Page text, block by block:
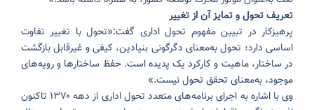
تعریف تحول و تمایز آن از تغییر
پرهیزکار در تبیین مفهوم تحول اداری گفت:«تحول با تغییر تفاوت
اساسی دارد؛ تحول به‌معنای دگرگونی بنیادین، کیفی و غیرقابل بازگشت
در ساختار، ماهیت و کارکرد یک پدیده است. حفظ ساختارها و رویه‌های
موجود، به‌معنای تحقق تحول نیست.»
وی با اشاره به اجرای برنامه‌های متعدد تحول اداری از دهه ۱۳۷۰ تاکنون